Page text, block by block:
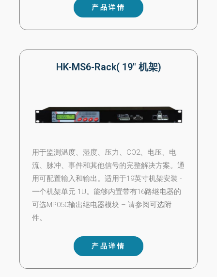
产品详情
HK-MS6-Rack( 19" 机架)
用于监测温度、湿度、压力、CO2、电压、电
流、脉冲、事件和其他信号的完整解决方案。通
用可配置输入和输出。适用于19英寸机架安装 -
一个机架单元 1U。能够内置带有16路继电器的
可选MP050输出继电器模块 – 请参阅可选附
件。
产品详情